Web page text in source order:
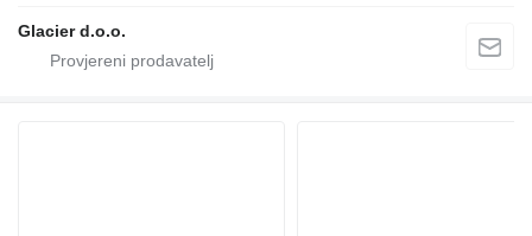
Glacier d.o.o.